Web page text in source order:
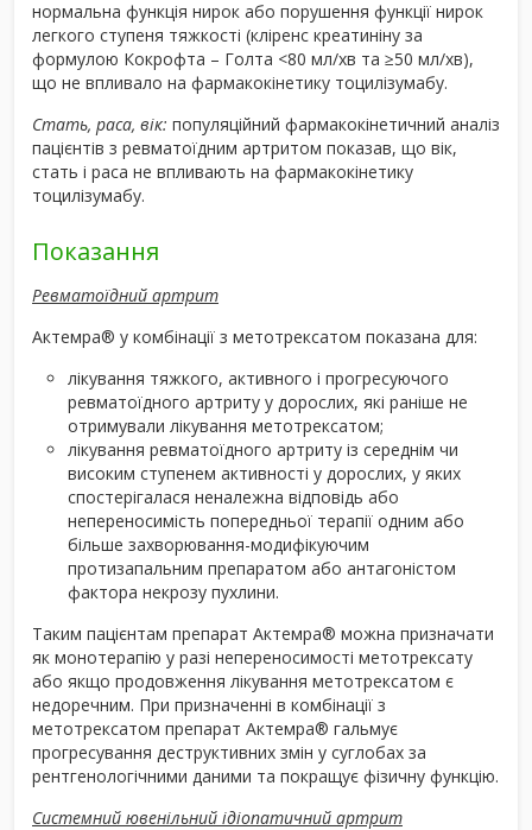
нормальна функція нирок або порушення функції нирок
легкого ступеня тяжкості (кліренс креатиніну за
формулою Кокрофта – Голта <80 мл/хв та ≥50 мл/хв),
що не впливало на фармакокінетику тоцилізумабу.
Стать, раса, вік: популяційний фармакокінетичний аналіз
пацієнтів з ревматоїдним артритом показав, що вік,
стать і раса не впливають на фармакокінетику
тоцилізумабу.
Показання
Ревматоїдний артрит
Актемра® у комбінації з метотрексатом показана для:
лікування тяжкого, активного і прогресуючого
ревматоїдного артриту у дорослих, які раніше не
отримували лікування метотрексатом;
лікування ревматоїдного артриту із середнім чи
високим ступенем активності у дорослих, у яких
спостерігалася неналежна відповідь або
непереносимість попередньої терапії одним або
більше захворювання-модифікуючим
протизапальним препаратом або антагоністом
фактора некрозу пухлини.
Таким пацієнтам препарат Актемра® можна призначати
як монотерапію у разі непереносимості метотрексату
або якщо продовження лікування метотрексатом є
недоречним. При призначенні в комбінації з
метотрексатом препарат Актемра® гальмує
прогресування деструктивних змін у суглобах за
рентгенологічними даними та покращує фізичну функцію.
Системний ювенільний ідіопатичний артрит